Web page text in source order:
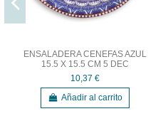
ENSALADERA CENEFAS AZUL
15.5 X 15.5 CM 5 DEC
10,37 €
Añadir al carrito